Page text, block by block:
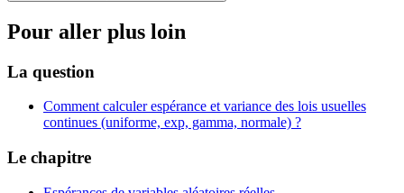
Pour aller plus loin
La question
Comment calculer espérance et variance des lois usuelles
continues (uniforme, exp, gamma, normale) ?
Le chapitre